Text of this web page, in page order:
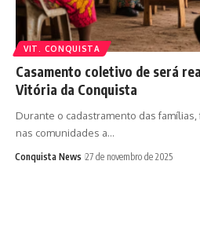
VIT. CONQUISTA
Casamento coletivo de será
Vitória da Conquista
Durante o cadastramento das
nas comunidades a…
Conquista News 27 de novembro de 2025